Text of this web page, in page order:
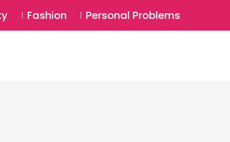
Login ⚲
Fashion Personal Problems